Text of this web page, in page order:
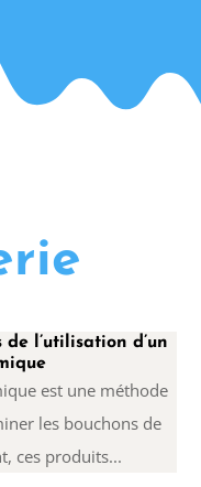
l’utilisation d’un
est une méthode
les bouchons de
ces produits...